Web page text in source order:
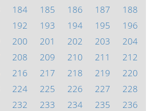
184 185 186 187
188
192 193 194 195
196
200 201 202 203
204
208 209 210 211
212
216 217 218 219
220
224 225 226 227
228
232 233 234 235
236